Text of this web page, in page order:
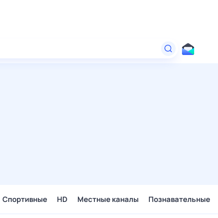
Спортивные HD Местные каналы Познавательные